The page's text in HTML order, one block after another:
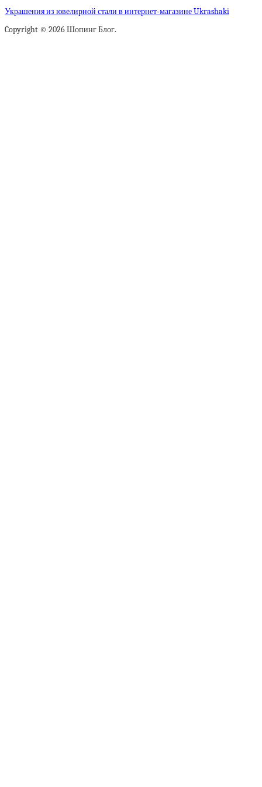
Украшения из ювелирной стали в интернет-магазине Ukrashaki
Copyright © 2026 Шопинг Блог.